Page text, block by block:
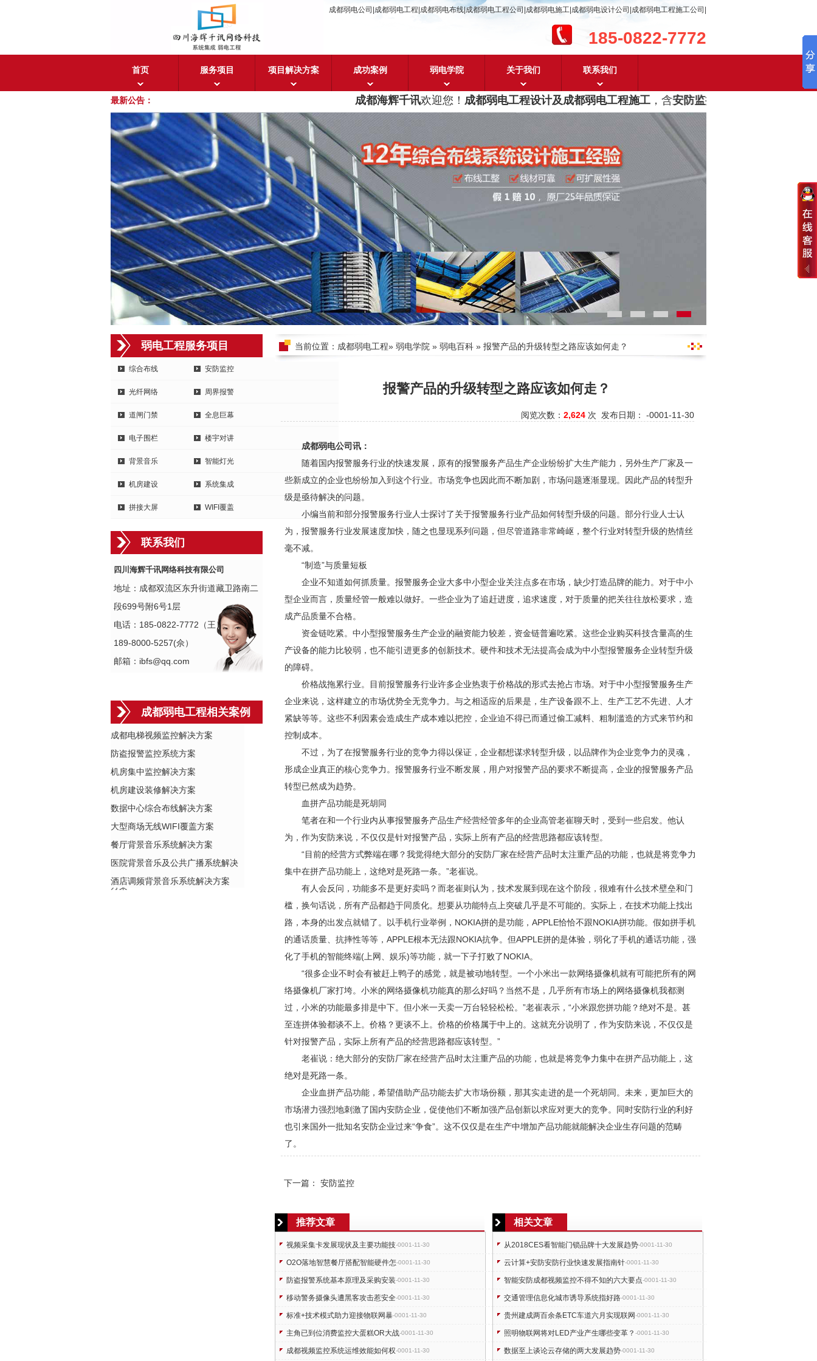
成都弱电公司|成都弱电工程|成都弱电布线|成都弱电工程公司|成都弱电施工|成都弱电设计公司|成都弱电工程施工公司|
185-0822-7772
首页 服务项目 项目解决方案 成功案例 弱电学院 关于我们 联系我们
最新公告： 成都海辉千讯欢迎您！成都弱电工程设计及成都弱电工程施工，含 安防监控，系统集成，综合布
弱电工程服务项目
综合布线 安防监控
光纤网络 周界报警
道闸门禁 全息巨幕
电子围栏 楼宇对讲
背景音乐 智能灯光
机房建设 系统集成
拼接大屏 WIFI覆盖
联系我们
四川海辉千讯网络科技有限公司
地址：成都双流区东升街道藏卫路南二
段699号附6号1层
电话：185-0822-7772（王）
189-8000-5257(佘）
邮箱：ibfs@qq.com
成都弱电工程相关案例
成都电梯视频监控解决方案
防盗报警监控系统方案
机房集中监控解决方案
机房建设装修解决方案
数据中心综合布线解决方案
大型商场无线WIFI覆盖方案
餐厅背景音乐系统解决方案
医院背景音乐及公共广播系统解决
方案
酒店调频背景音乐系统解决方案
当前位置： 成都弱电工程» 弱电学院 » 弱电百科 » 报警产品的升级转型之路应该如何走？
报警产品的升级转型之路应该如何走？
阅览次数： 2,624 次 发布日期： -0001-11-30
成都弱电公司讯：
随着国内报警服务行业的快速发展，原有的报警服务产品生产企业纷纷扩大生产能力，另外生产厂家及一
些新成立的企业也纷纷加入到这个行业。市场竞争也因此而不断加剧，市场问题逐渐显现。因此产品的转型升
级是亟待解决的问题。
小编当前和部分报警服务行业人士探讨了关于报警服务行业产品如何转型升级的问题。部分行业人士认
为，报警服务行业发展速度加快，随之也显现系列问题，但尽管道路非常崎岖，整个行业对转型升级的热情丝
毫不减。
“制造”与质量短板
企业不知道如何抓质量。报警服务企业大多中小型企业关注点多在市场，缺少打造品牌的能力。对于中小
型企业而言，质量经管一般难以做好。一些企业为了追赶进度，追求速度，对于质量的把关往往放松要求，造
成产品质量不合格。
资金链吃紧。中小型报警服务生产企业的融资能力较差，资金链普遍吃紧。这些企业购买科技含量高的生
产设备的能力比较弱，也不能引进更多的创新技术。硬件和技术无法提高会成为中小型报警服务企业转型升级
的障碍。
价格战拖累行业。目前报警服务行业许多企业热衷于价格战的形式去抢占市场。对于中小型报警服务生产
企业来说，这样建立的市场优势全无竞争力。与之相适应的后果是，生产设备跟不上、生产工艺不先进、人才
紧缺等等。这些不利因素会造成生产成本难以把控，企业迫不得已而通过偷工减料、粗制滥造的方式来节约和
控制成本。
不过，为了在报警服务行业的竞争力得以保证，企业都想谋求转型升级，以品牌作为企业竞争力的灵魂，
形成企业真正的核心竞争力。报警服务行业不断发展，用户对报警产品的要求不断提高，企业的报警服务产品
转型已然成为趋势。
血拼产品功能是死胡同
笔者在和一个行业内从事报警服务产品生产经营经管多年的企业高管老崔聊天时，受到一些启发。他认
为，作为安防来说，不仅仅是针对报警产品，实际上所有产品的经营思路都应该转型。
“目前的经营方式弊端在哪？我觉得绝大部分的安防厂家在经营产品时太注重产品的功能，也就是将竞争力
集中在拼产品功能上，这绝对是死路一条。”老崔说。
有人会反问，功能多不是更好卖吗？而老崔则认为，技术发展到现在这个阶段，很难有什么技术壁垒和门
槛，换句话说，所有产品都趋于同质化。想要从功能特点上突破几乎是不可能的。实际上，在技术功能上找出
路，本身的出发点就错了。以手机行业举例，NOKIA拼的是功能，APPLE恰恰不跟NOKIA拼功能。假如拼手机
的通话质量、抗摔性等等，APPLE根本无法跟NOKIA抗争。但APPLE拼的是体验，弱化了手机的通话功能，强
化了手机的智能终端(上网、娱乐)等功能，就一下子打败了NOKIA。
“很多企业不时会有被赶上鸭子的感觉，就是被动地转型。一个小米出一款网络摄像机就有可能把所有的网
络摄像机厂家打垮。小米的网络摄像机功能真的那么好吗？当然不是，几乎所有市场上的网络摄像机我都测
过，小米的功能最多排是中下。但小米一天卖一万台轻轻松松。”老崔表示，“小米跟您拼功能？绝对不是。甚
至连拼体验都谈不上。价格？更谈不上。价格的价格属于中上的。这就充分说明了，作为安防来说，不仅仅是
针对报警产品，实际上所有产品的经营思路都应该转型。”
老崔说：绝大部分的安防厂家在经营产品时太注重产品的功能，也就是将竞争力集中在拼产品功能上，这
绝对是死路一条。
企业血拼产品功能，希望借助产品功能去扩大市场份额，那其实走进的是一个死胡同。未来，更加巨大的
市场潜力强烈地刺激了国内安防企业，促使他们不断加强产品创新以求应对更大的竞争。同时安防行业的利好
也引来国外一批知名安防企业过来“争食”。这不仅仅是在生产中增加产品功能就能解决企业生存问题的范畴
了。
下一篇： 安防监控
推荐文章
视频采集卡发展现状及主要功能技-0001-11-30
O2O落地智慧餐厅搭配智能硬件怎-0001-11-30
防盗报警系统基本原理及采购安装-0001-11-30
移动警务摄像头遭黑客攻击惹安全-0001-11-30
标准+技术模式助力迎接物联网暴-0001-11-30
主角已到位消费监控大蛋糕OR大战-0001-11-30
成都视频监控系统运维效能如何权-0001-11-30
相关文章
从2018CES看智能门锁品牌十大发展趋势-0001-11-30
云计算+安防安防行业快速发展指南针-0001-11-30
智能安防成都视频监控不得不知的六大要点-0001-11-30
交通管理信息化城市诱导系统指好路-0001-11-30
贵州建成两百余条ETC车道六月实现联网-0001-11-30
照明物联网将对LED产业产生哪些变革？ -0001-11-30
数据至上谈论云存储的两大发展趋势-0001-11-30